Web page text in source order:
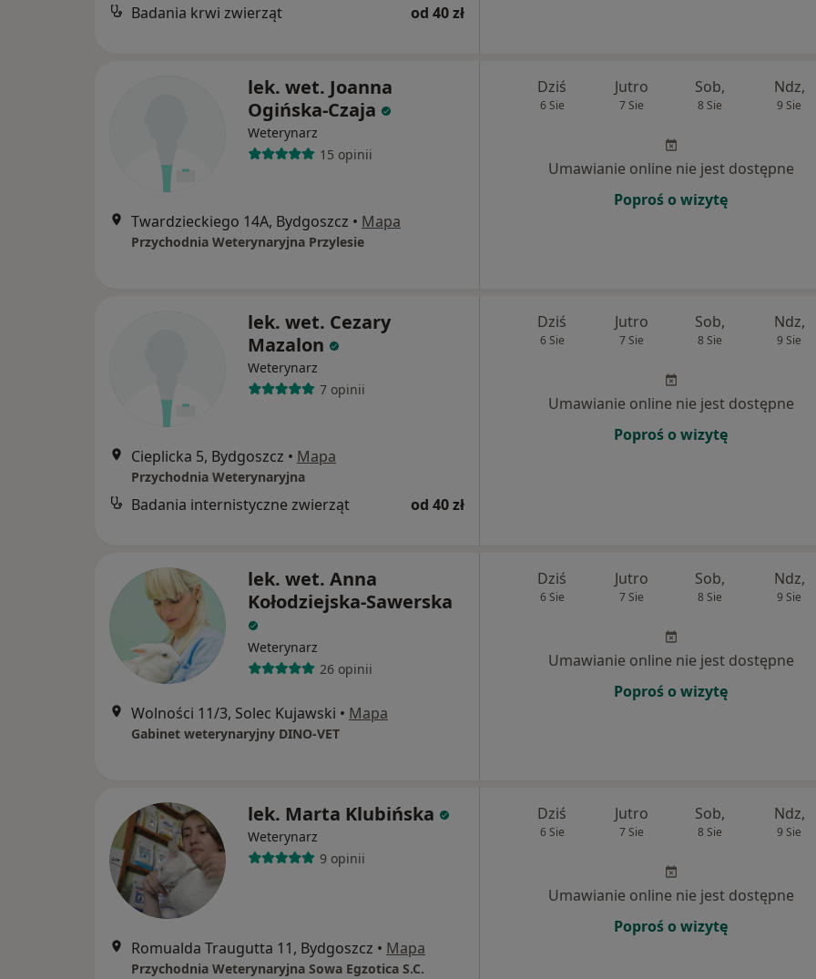
Badania krwi zwierząt od 40 zł
lek. wet. Joanna
Ogińska-Czaja
Weterynarz
15 opinii
Twardzieckiego 14A, Bydgoszcz • Mapa
Przychodnia Weterynaryjna Przylesie
Dziś
6 Sie
Jutro
7 Sie
Sob,
8 Sie
Ndz,
9 Sie
Umawianie online nie jest dostępne
Poproś o wizytę
lek. wet. Cezary
Mazalon
Weterynarz
7 opinii
Cieplicka 5, Bydgoszcz • Mapa
Przychodnia Weterynaryjna
Badania internistyczne zwierząt od 40 zł
Dziś
6 Sie
Jutro
7 Sie
Sob,
8 Sie
Ndz,
9 Sie
Umawianie online nie jest dostępne
Poproś o wizytę
lek. wet. Anna
Kołodziejska-Sawerska
Weterynarz
26 opinii
Wolności 11/3, Solec Kujawski • Mapa
Gabinet weterynaryjny DINO-VET
Dziś
6 Sie
Jutro
7 Sie
Sob,
8 Sie
Ndz,
9 Sie
Umawianie online nie jest dostępne
Poproś o wizytę
lek. Marta Klubińska
Weterynarz
9 opinii
Romualda Traugutta 11, Bydgoszcz • Mapa
Przychodnia Weterynaryjna Sowa Egzotica S.C.
Dziś
6 Sie
Jutro
7 Sie
Sob,
8 Sie
Ndz,
9 Sie
Umawianie online nie jest dostępne
Poproś o wizytę